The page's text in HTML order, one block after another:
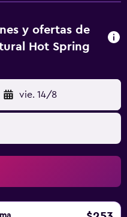
a nuestro acceso a
Los servicios para las
de ocio y
abajo en las
(es posible que se
y ofertas de
Hot Spring
vie. 14/8